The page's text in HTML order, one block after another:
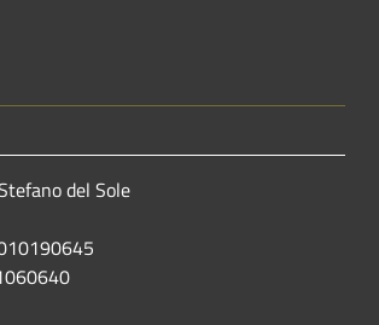
del Sole